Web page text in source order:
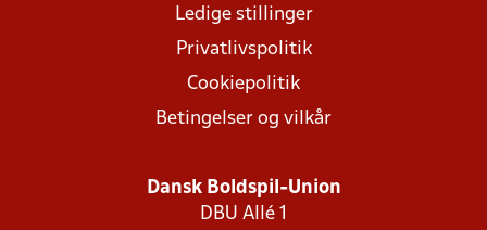
Ledige stillinger
Privatlivspolitik
Cookiepolitik
Betingelser og vilkår
Dansk Boldspil-Union
DBU Allé 1